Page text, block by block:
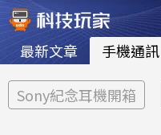
最新文章 手機通訊
Sony紀念耳機開箱